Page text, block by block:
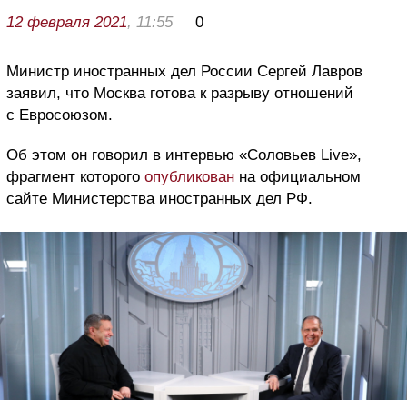
12 февраля 2021, 11:55 0
Министр иностранных дел России Сергей Лавров
заявил, что Москва готова к разрыву отношений
с Евросоюзом.
Об этом он говорил в интервью «Соловьев Live»,
фрагмент которого опубликован на официальном
сайте Министерства иностранных дел РФ.